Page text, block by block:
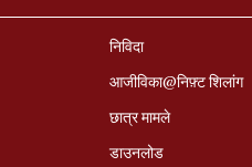
निविदा
आजीविका@निफ़्ट शिलांग
छात्र मामले
डाउनलोड